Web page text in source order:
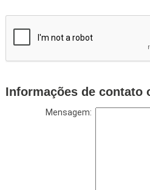
Informações de contato
Mensagem: